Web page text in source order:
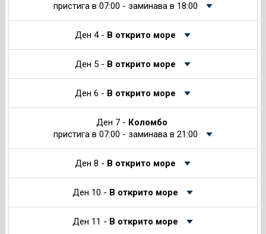
пристига в 07:00 - заминава в 18:00
Ден 4 - В открито море
Ден 5 - В открито море
Ден 6 - В открито море
Ден 7 - Коломбо
пристига в 07:00 - заминава в 21:00
Ден 8 - В открито море
Ден 10 - В открито море
Ден 11 - В открито море